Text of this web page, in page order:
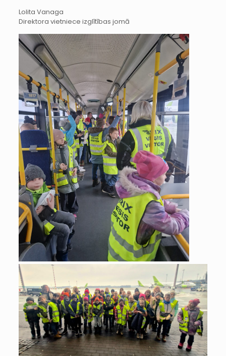
Lolita Vanaga
Direktora vietniece izglītības jomā